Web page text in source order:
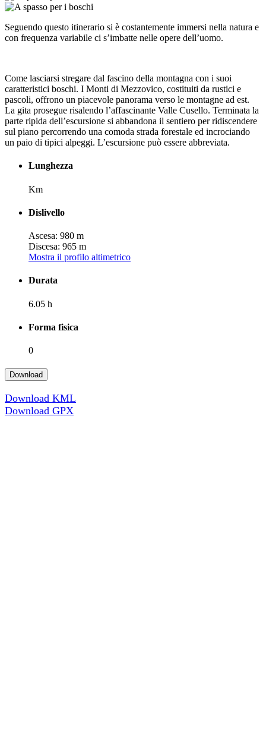
Seguendo questo itinerario si è costantemente immersi nella natura e
con frequenza variabile ci s’imbatte nelle opere dell’uomo.
Come lasciarsi stregare dal fascino della montagna con i suoi
caratteristici boschi. I Monti di Mezzovico, costituiti da rustici e
pascoli, offrono un piacevole panorama verso le montagne ad est.
La gita prosegue risalendo l’affascinante Valle Cusello. Terminata la
parte ripida dell’escursione si abbandona il sentiero per ridiscendere
sul piano percorrendo una comoda strada forestale ed incrociando
un paio di tipici alpeggi. L’escursione può essere abbreviata.
Lunghezza
Km
Dislivello
Ascesa: 980 m
Discesa: 965 m
Mostra il profilo altimetrico
Durata
6.05 h
Forma fisica
0
Download
Download KML
Download GPX